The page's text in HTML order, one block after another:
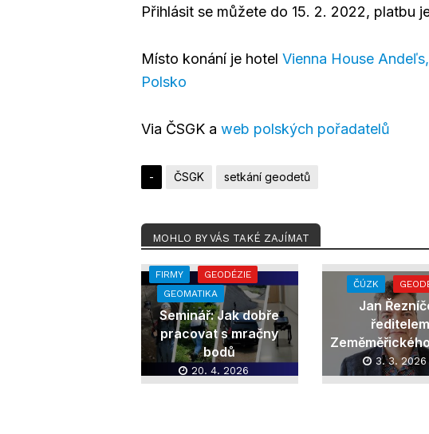
Přihlásit se můžete do 15. 2. 2022, platbu
Místo konání je hotel Vienna House
Polsko
Via ČSGK a web polských pořadatelů
- ČSGK setkání geodetů
MOHLO BY VÁS TAKÉ ZAJÍMAT
FIRMY
GEODÉZIE
GEOMATIKA
Seminář: Jak dobře
pracovat s mračny
bodů
20. 4. 2026
ČÚZK
Jan
ředitelem
3. 3. 2026